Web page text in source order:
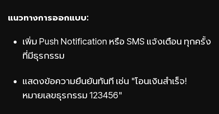
แนวทางการออกแบบ:
เพิ่ม Push Notification หรือ SMS แจ้งเตือน ทุกครั้ง
ที่มีธุรกรรม
แสดงข้อความยืนยันทันที เช่น "โอนเงินสำเร็จ!
หมายเลขธุรกรรม 123456"